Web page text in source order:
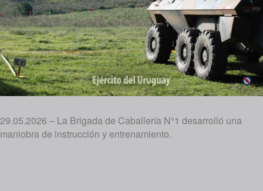
29.05.2026 – La Brigada de Caballería N°1 desarrolló una
maniobra de instrucción y entrenamiento.